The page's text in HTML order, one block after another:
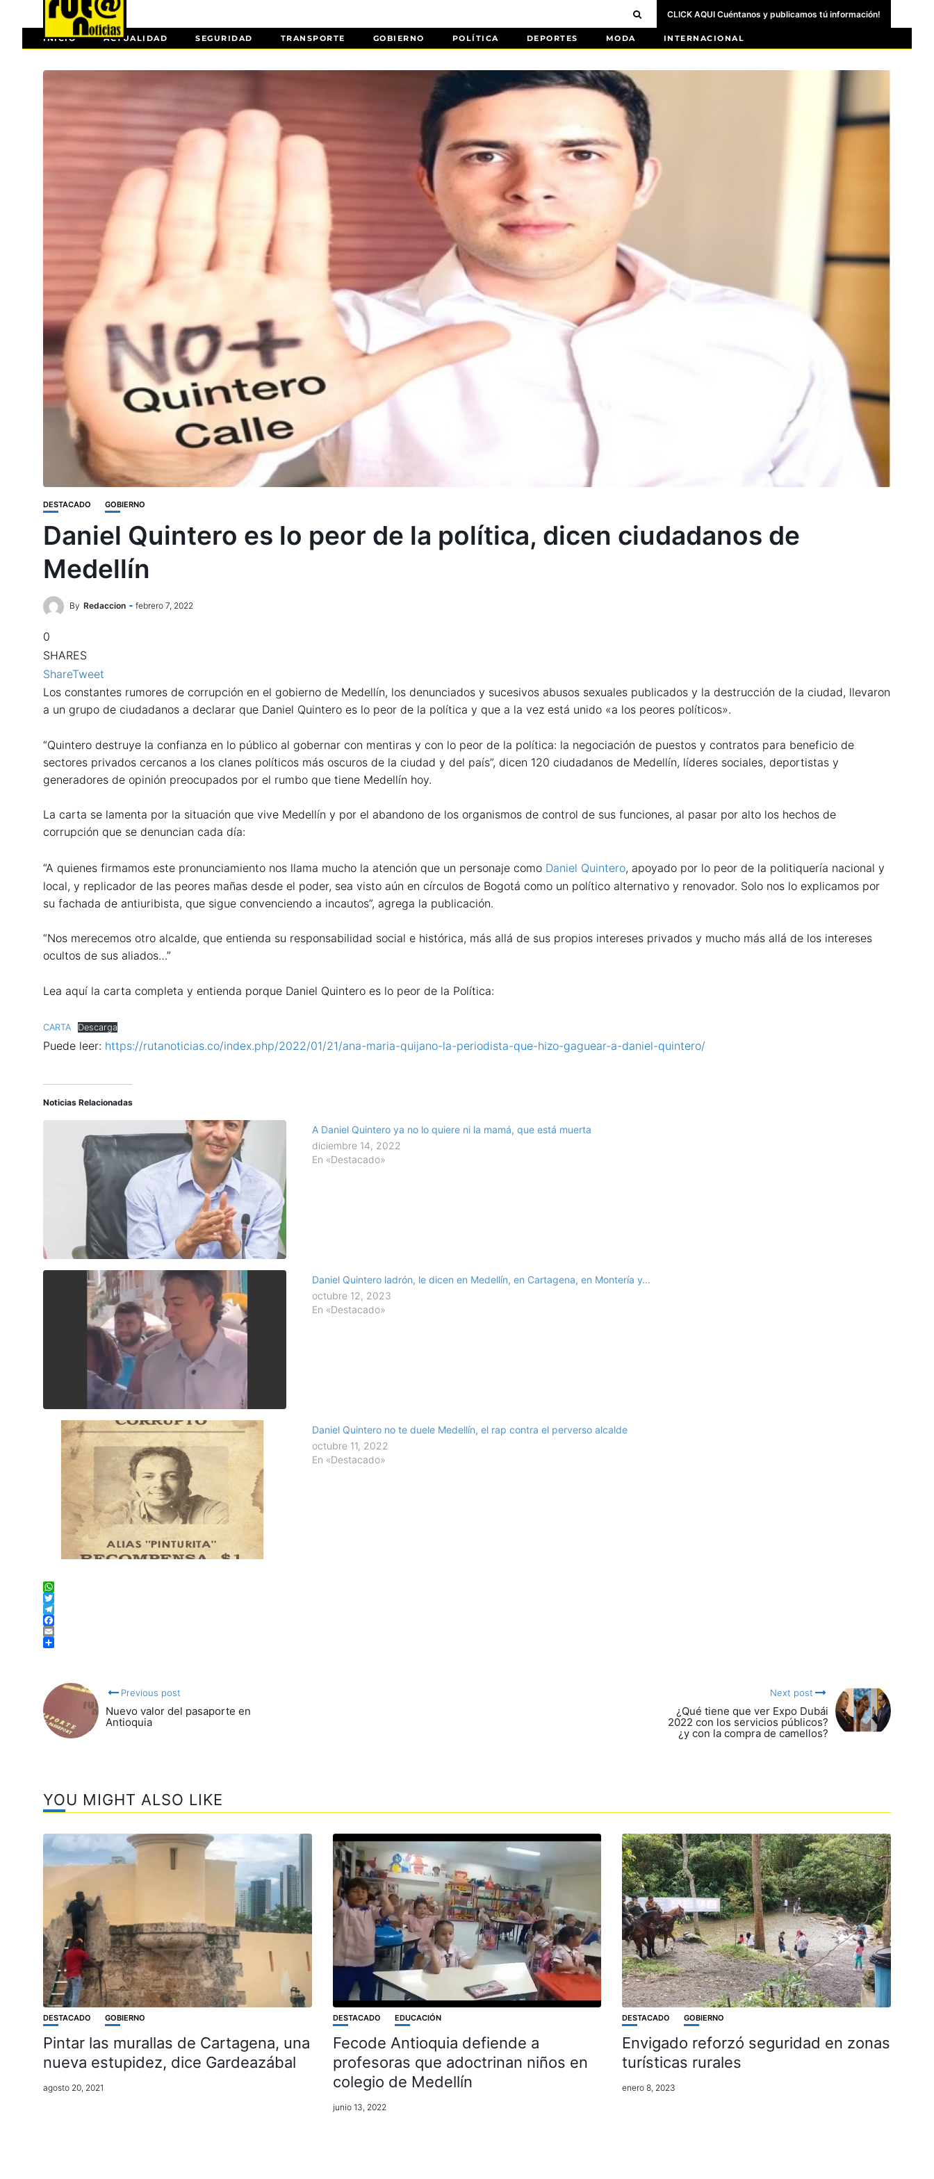
CLICK AQUI Cuéntanos y publicamos tú información!
INICIO ACTUALIDAD SEGURIDAD TRANSPORTE GOBIERNO POLÍTICA DEPORTES MODA INTERNACIONAL
DESTACADO GOBIERNO
Daniel Quintero es lo peor de la política, dicen ciudadanos de
Medellín
By Redaccion febrero 7, 2022
0
SHARES
ShareTweet
Los constantes rumores de corrupción en el gobierno de Medellín, los denunciados y sucesivos abusos sexuales publicados y la destrucción de la ciudad, llevaron
a un grupo de ciudadanos a declarar que Daniel Quintero es lo peor de la política y que a la vez está unido «a los peores políticos».
“Quintero destruye la confianza en lo público al gobernar con mentiras y con lo peor de la política: la negociación de puestos y contratos para beneficio de
sectores privados cercanos a los clanes políticos más oscuros de la ciudad y del país”, dicen 120 ciudadanos de Medellín, líderes sociales, deportistas y
generadores de opinión preocupados por el rumbo que tiene Medellín hoy.
La carta se lamenta por la situación que vive Medellín y por el abandono de los organismos de control de sus funciones, al pasar por alto los hechos de
corrupción que se denuncian cada día:
“A quienes firmamos este pronunciamiento nos llama mucho la atención que un personaje como Daniel Quintero, apoyado por lo peor de la politiquería nacional y
local, y replicador de las peores mañas desde el poder, sea visto aún en círculos de Bogotá como un político alternativo y renovador. Solo nos lo explicamos por
su fachada de antiuribista, que sigue convenciendo a incautos”, agrega la publicación.
“Nos merecemos otro alcalde, que entienda su responsabilidad social e histórica, más allá de sus propios intereses privados y mucho más allá de los intereses
ocultos de sus aliados…”
Lea aquí la carta completa y entienda porque Daniel Quintero es lo peor de la Política:
CARTA Descarga
Puede leer: https://rutanoticias.co/index.php/2022/01/21/ana-maria-quijano-la-periodista-que-hizo-gaguear-a-daniel-quintero/
Noticias Relacionadas
A Daniel Quintero ya no lo quiere ni la mamá, que está muerta
diciembre 14, 2022
En «Destacado»
Daniel Quintero ladrón, le dicen en Medellín, en Cartagena, en Montería y…
octubre 12, 2023
En «Destacado»
Daniel Quintero no te duele Medellín, el rap contra el perverso alcalde
octubre 11, 2022
En «Destacado»
WhatsApp
Twitter
Telegram
Facebook
Email
Previous post
Nuevo valor del pasaporte en
Antioquia
Next post
¿Qué tiene que ver Expo Dubái
2022 con los servicios públicos?
¿y con la compra de camellos?
YOU MIGHT ALSO LIKE
DESTACADO GOBIERNO
Pintar las murallas de Cartagena, una
nueva estupidez, dice Gardeazábal
agosto 20, 2021
DESTACADO EDUCACIÓN
Fecode Antioquia defiende a
profesoras que adoctrinan niños en
colegio de Medellín
junio 13, 2022
DESTACADO GOBIERNO
Envigado reforzó seguridad en zonas
turísticas rurales
enero 8, 2023